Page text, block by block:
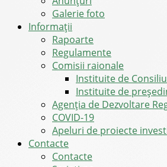
Galerie foto
Informații
Rapoarte
Regulamente
Comisii raionale
Instituite de
Instituite de
Agenția de Dezvoltare
COVID-19
Apeluri de proiecte
Contacte
Contacte